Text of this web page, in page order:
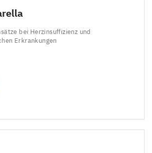
bei Herzinsuffizienz und
Erkrankungen